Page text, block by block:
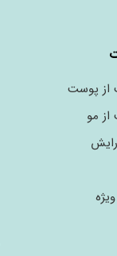
از پوست
از مو